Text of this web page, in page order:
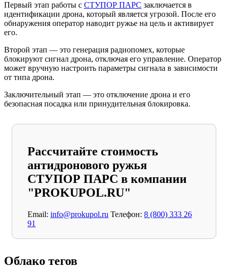
Первый этап работы с СТУПОР ПАРС заключается в
идентификации дрона, который является угрозой. После его
обнаружения оператор наводит ружье на цель и активирует
его.
Второй этап — это генерация радиопомех, которые
блокируют сигнал дрона, отключая его управление. Оператор
может вручную настроить параметры сигнала в зависимости
от типа дрона.
Заключительный этап — это отключение дрона и его
безопасная посадка или принудительная блокировка.
Рассчитайте стоимость
антидронового ружья
СТУПОР ПАРС в компании
"PROKUPOL.RU"
Email: info@prokupol.ru Телефон: 8 (800) 333 26
91
Облако тегов